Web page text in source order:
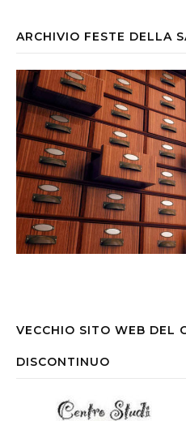
ARCHIVIO FESTE DELLA
VECCHIO SITO WEB DEL
DISCONTINUO